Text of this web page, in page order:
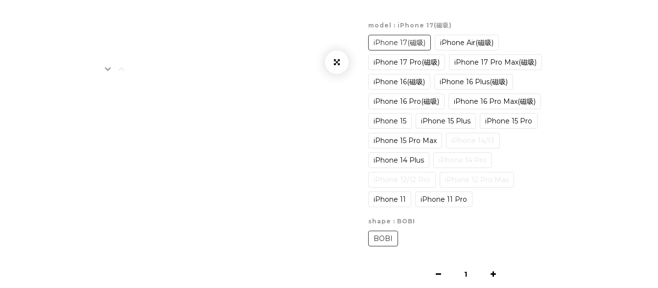
model : iPhone 17(磁吸)
iPhone 17(磁吸) iPhone Air(磁吸)
iPhone 17 Pro(磁吸) iPhone 17 Pro Max(磁吸)
iPhone 16(磁吸) iPhone 16 Plus(磁吸)
iPhone 16 Pro(磁吸) iPhone 16 Pro Max(磁吸)
iPhone 15 iPhone 15 Plus iPhone 15 Pro
iPhone 15 Pro Max iPhone 14/13
iPhone 14 Plus iPhone 14 Pro
iPhone 12/12 Pro iPhone 12 Pro Max
iPhone 11 iPhone 11 Pro
shape : BOBI
BOBI